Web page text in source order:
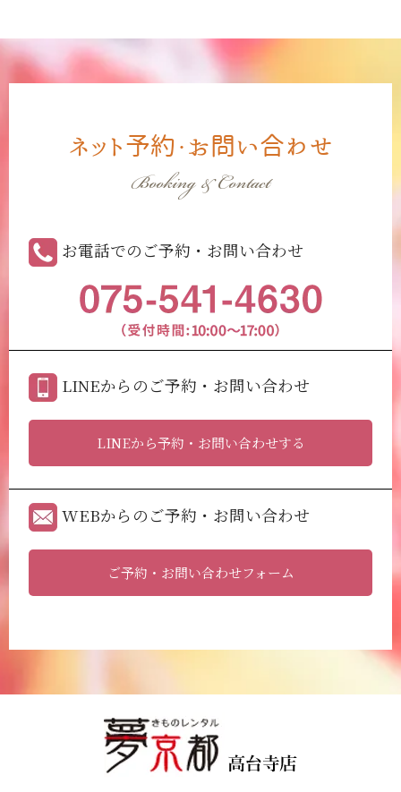
ネット予約・お問い合わせ
Booking & Contact
お電話でのご予約・お問い合わせ
LINEからのご予約・お問い合わせ
LINEから予約・お問い合わせする
WEBからのご予約・お問い合わせ
ご予約・お問い合わせフォーム